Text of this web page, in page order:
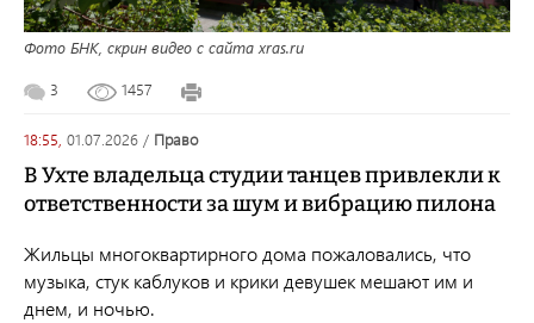
Фото БНК, скрин видео с сайта xras.ru
3 1457
18:55, 01.07.2026 / право
В Ухте владельца студии танцев привлекли к
ответственности за шум и вибрацию пилона
Жильцы многоквартирного дома пожаловались, что
музыка, стук каблуков и крики девушек мешают им и
днем, и ночью.